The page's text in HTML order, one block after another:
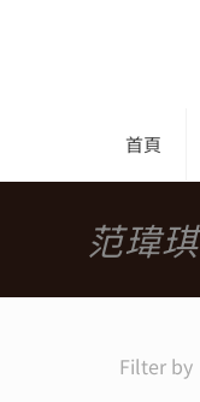
首頁
范瑋琪
Filter by